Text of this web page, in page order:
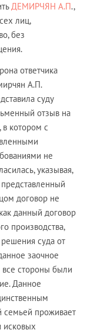
ДЕМИРЧЯН А.П.,
лиц,
без
ответчика
А.П.
суду
отзыв на
в котором с
не
указывая,
представленный
договор не
данный договор
производства,
суда от
заочное
стороны были
Данное
семьей проживает
исковых